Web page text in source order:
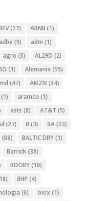
(27) ABNB (1)
adbe (9) adm (1)
agro (3) AL29D (2)
(1) Alemania (55)
(47) AMZN (34)
(1) aramco (1)
asts (8) AT&T (5)
(27) B (3) BA(23)
(88) BALTIC DRY(1)
Barrick(38)
BDORY(10)
BHP (4)
(6) biox (1)